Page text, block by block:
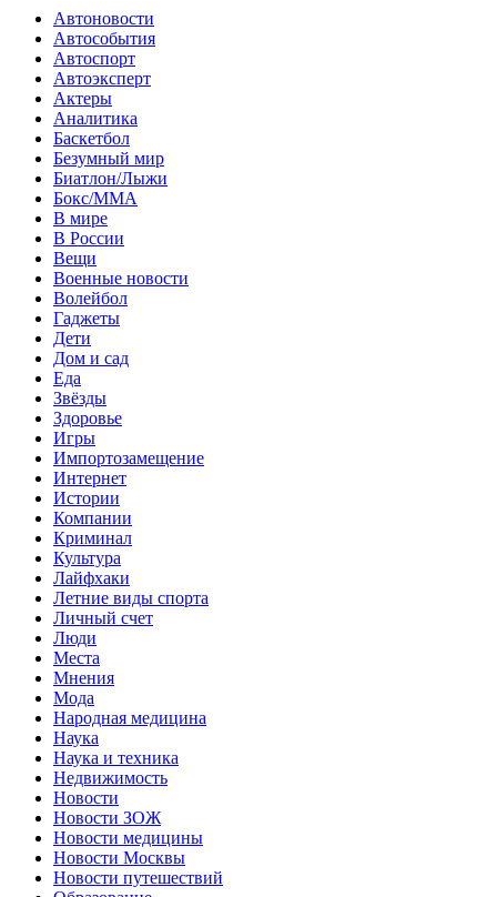
Автоновости
Автособытия
Автоспорт
Автоэксперт
Актеры
Аналитика
Баскетбол
Безумный мир
Биатлон/Лыжи
Бокс/MMA
В мире
В России
Вещи
Военные новости
Волейбол
Гаджеты
Дети
Дом и сад
Еда
Звёзды
Здоровье
Игры
Импортозамещение
Интернет
Истории
Компании
Криминал
Культура
Лайфхаки
Летние виды спорта
Личный счет
Люди
Места
Мнения
Мода
Народная медицина
Наука
Наука и техника
Недвижимость
Новости
Новости ЗОЖ
Новости медицины
Новости Москвы
Новости путешествий